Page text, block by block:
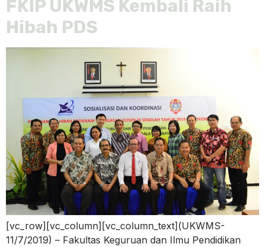
FKIP UKWMS Kembali Raih
Hibah PDS
[vc_row][vc_column][vc_column_text](UKWMS-
11/7/2019) – Fakultas Keguruan dan Ilmu Pendidikan